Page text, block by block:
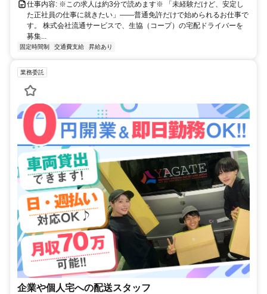
仕事内容: ※この求人は約3分で読めます※ 「未経験だけど、安定し
た正社員の仕事に就きたい」――普通免許だけで始められるお仕事で
す。 株式会社流通サービスで、生協（コープ）の宅配ドライバーを
募集...
固定時間制 交通費支給 昇給あり
業務委託
企業や個人宅への配送スタッフ